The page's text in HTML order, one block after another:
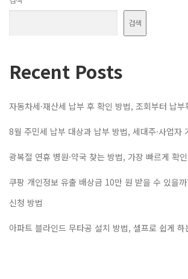
검색
Recent Posts
자동차세·재산세 납부 후 확인 방법, 조회부터 납부
8월 주민세 납부 대상과 납부 방법, 세대주·사업자
광복절 연휴 병원·약국 찾는 방법, 가장 빠르게 확
쿠팡 개인정보 유출 배상금 10만 원 받을 수 있을
신청 방법
아파트 블라인드 무타공 설치 방법, 셀프로 쉽게